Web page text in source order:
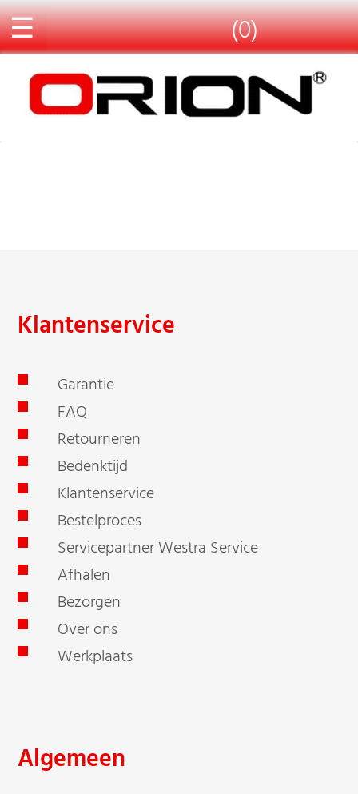
☰ (0)
Klantenservice
Garantie
FAQ
Retourneren
Bedenktijd
Klantenservice
Bestelproces
Servicepartner Westra Service
Afhalen
Bezorgen
Over ons
Werkplaats
Algemeen